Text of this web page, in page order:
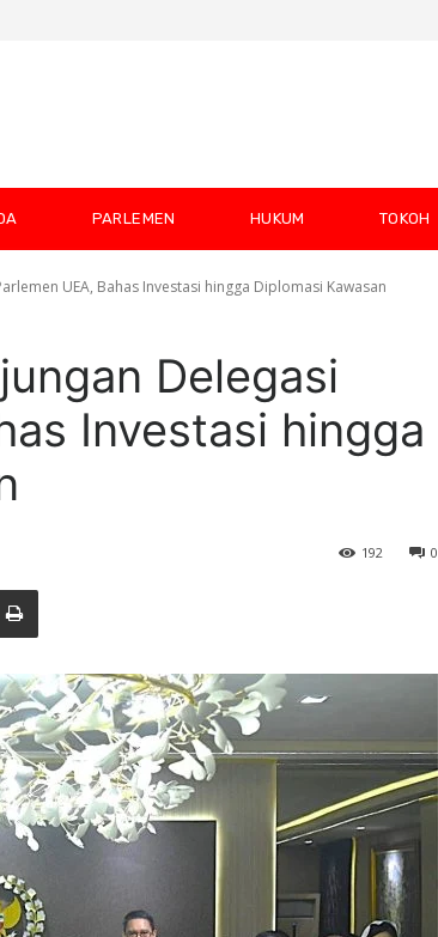
PARLEMEN HUKUM TOKOH
UEA, Bahas Investasi hingga Diplomasi Kawasan
Delegasi
Investasi hingga
0
192